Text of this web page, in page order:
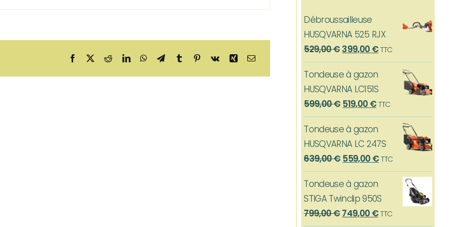
Débroussailleuse
HUSQVARNA 525 RJX
529,00€ Le
prix
initial
était :
529,00 €.
399,00 €Le
prix
actuel
est :
399,00 €.
TTC
Tondeuse à gazon
HUSQVARNA LC151S
599,00€ Le
prix
initial
était :
599,00 €.
519,00 €Le
prix
actuel
est :
519,00 €.
TTC
Tondeuse à gazon
HUSQVARNA LC 247S
639,00€ Le
prix
initial
était :
639,00 €.
559,00 €Le
prix
est :
559,00 €.
TTC
Tondeuse à gazon
STIGA Twinclip 950S
799,00€ Le
749,00 €Le
TTC